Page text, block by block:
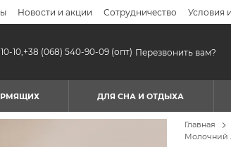
Новости и акции Сотрудничество Условия
10,+38 (068) 540-90-09 (опт) Перезвонить вам?
ДЛЯ СНА И ОТДЫХА
Главная
Молочний